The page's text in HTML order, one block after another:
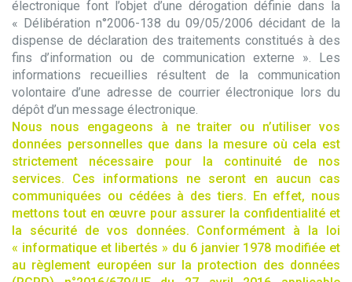
électronique font l’objet d’une dérogation définie dans la
« Délibération n°2006-138 du 09/05/2006 décidant de la
dispense de déclaration des traitements constitués à des
fins d’information ou de communication externe ». Les
informations recueillies résultent de la communication
volontaire d’une adresse de courrier électronique lors du
dépôt d’un message électronique.
Nous nous engageons à ne traiter ou n’utiliser vos
données personnelles que dans la mesure où cela est
strictement nécessaire pour la continuité de nos
services. Ces informations ne seront en aucun cas
communiquées ou cédées à des tiers. En effet, nous
mettons tout en œuvre pour assurer la confidentialité et
la sécurité de vos données. Conformément à la loi
« informatique et libertés » du 6 janvier 1978 modifiée et
au règlement européen sur la protection des données